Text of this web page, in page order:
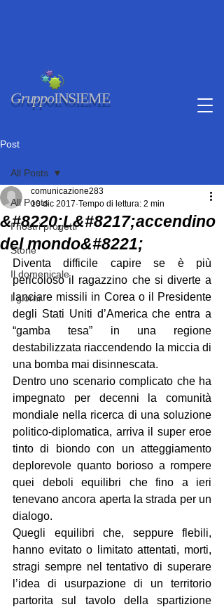
GruppoINSIEME
Post
All Posts
I nostri progetti
Storie
Il domenicale
I giorni
All Posts
&#8220;L&#8217;accendino
del mondo&#8221;
comunicazione283
10 dic 2017 Tempo di lettura: 2 min
Diventa difficile capire se è più
pericoloso il ragazzino che si diverte a
lanciare missili in Corea o il Presidente
degli Stati Uniti d’America che entra a
“gamba tesa” in una regione
destabilizzata riaccendendo la miccia di
una bomba mai disinnescata.
Dentro uno scenario complicato che ha
impegnato per decenni la comunità
mondiale nella ricerca di una soluzione
politico-diplomatica, arriva il super eroe
tinto di biondo con un atteggiamento
deplorevole quanto borioso a rompere
quei deboli equilibri che fino a ieri
tenevano ancora aperta la strada per un
dialogo.
Quegli equilibri che, seppure flebili,
hanno evitato o limitato attentati, morti,
stragi sempre nel tentativo di superare
l’idea di usurpazione di un territorio
partorita sul tavolo della spartizione